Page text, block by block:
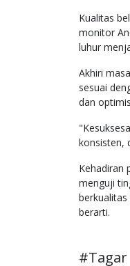
Kualitas
monitor
luhur
Akhiri
sesuai
dan
konsisten,
Kehadiran
menguji
berarti.
#Tagar